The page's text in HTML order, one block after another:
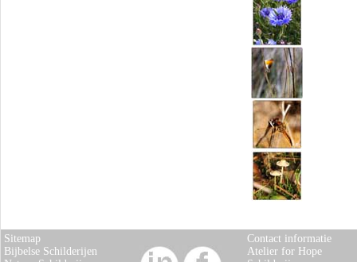
Contact informatie
Atelier for Hope
Sitemap
Bijbelse Schilderijen